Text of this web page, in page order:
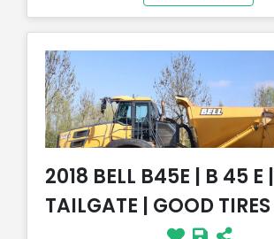
2018 BELL B45E | B 45 E |
TAILGATE | GOOD TIRES